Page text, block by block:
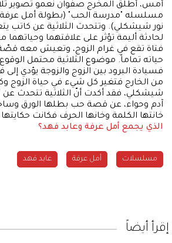
أمس، أطلق المخرج صفوان نعمو تصوير
مسلسله "مدرسة الحب" (بطولة أمل عرفة
نور شيشكلي). وتتحدث الثلاثية عن كاتب
لحادثة أليمة تؤثر على علاقتهما وحياتهما
فتاة تقع في غرام الزوج، وتعيش معه قصّة
حياته تماماً. موضوع الثلاثية محتمل
فسيادة البرود بين الزوج والزوجة يؤدي إلى
من الخارج فتغير كل شيء في حياة الزوج
شيشكلي، فقد أكدت أنّ الثلاثية تتحدث
آدم وحواء، عن قصة حب بطلها الورق
خانتها الكلمة وخانها الحرف فكانت
الذي يجمع أمل عرفة وعابد فهد؟
مسلسلات أمل عرفة عابد فهد
إقرأ أيضاً